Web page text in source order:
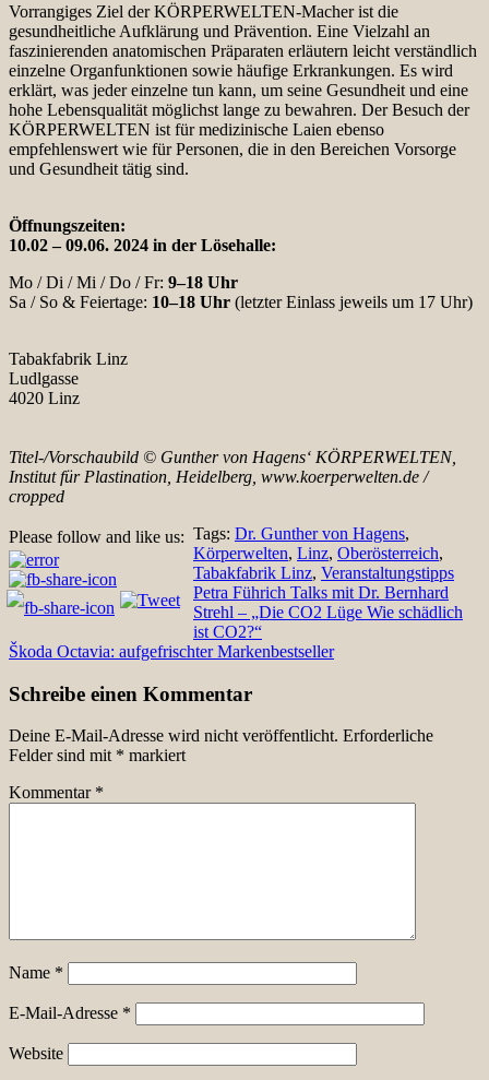
Vorrangiges Ziel der KÖRPERWELTEN-Macher ist die
gesundheitliche Aufklärung und Prävention. Eine Vielzahl an
faszinierenden anatomischen Präparaten erläutern leicht verständlich
einzelne Organfunktionen sowie häufige Erkrankungen. Es wird
erklärt, was jeder einzelne tun kann, um seine Gesundheit und eine
hohe Lebensqualität möglichst lange zu bewahren. Der Besuch der
KÖRPERWELTEN ist für medizinische Laien ebenso
empfehlenswert wie für Personen, die in den Bereichen Vorsorge
und Gesundheit tätig sind.
Öffnungszeiten:
10.02 – 09.06. 2024 in der Lösehalle:
Mo / Di / Mi / Do / Fr: 9–18 Uhr
Sa / So & Feiertage: 10–18 Uhr (letzter Einlass jeweils um 17 Uhr)
Tabakfabrik Linz
Ludlgasse
4020 Linz
Titel-/Vorschaubild © Gunther von Hagens‘ KÖRPERWELTEN,
Institut für Plastination, Heidelberg, www.koerperwelten.de /
cropped
Please follow and like us: Tags: Dr. Gunther von Hagens,
Körperwelten, Linz, Oberösterreich,
Tabakfabrik Linz, Veranstaltungstipps
BeitragsnavigationPetra Führich Talks mit Dr. Bernhard
Strehl – „Die CO2 Lüge Wie schädlich
ist CO2?“
Škoda Octavia: aufgefrischter Markenbestseller
Schreibe einen Kommentar
Deine E-Mail-Adresse wird nicht veröffentlicht. Erforderliche
Felder sind mit * markiert
Kommentar *
Name *
E-Mail-Adresse *
Website